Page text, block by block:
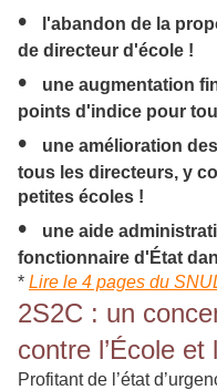
•
l'abandon de la
de directeur d'école !
•
une augmentation
points d'indice pour
•
une amélioration
tous les directeurs, y
petites écoles !
•
une aide
fonctionnaire d'État
* Lire le 4 pages du
2S2C : un
contre l’École et
Profitant de l’état